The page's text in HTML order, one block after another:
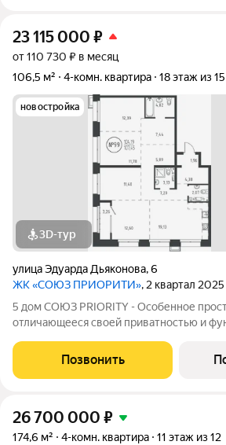
23 115 000 ₽
от 110 730 ₽ в месяц
106,5 м²
4-комн. квартира 18 этаж из 15
новостройка
3D-тур
улица Эдуарда Дьяконова,6
ЖК «СОЮЗ ПРИОРИТИ», 2 квартал 2025
5 дом СОЮЗ PRIORITY - Особенное
отличающееся своей приватностью и
предпочитает более камерный формат
дома. Дом, обладающий потрясающими
Позвонить
26 700 000 ₽
174,6 м² 4-комн. квартира 11 этаж из 12